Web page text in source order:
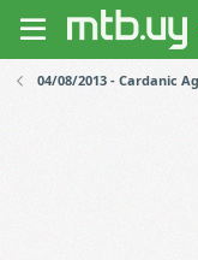
04/08/2013 - Cardanic